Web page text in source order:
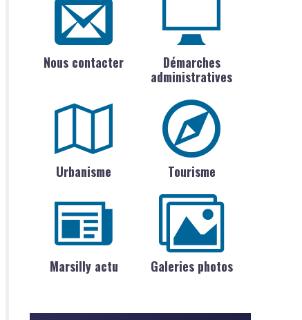
Nous contacter
Démarches
administratives
Urbanisme Tourisme
Marsilly actu Galeries photos